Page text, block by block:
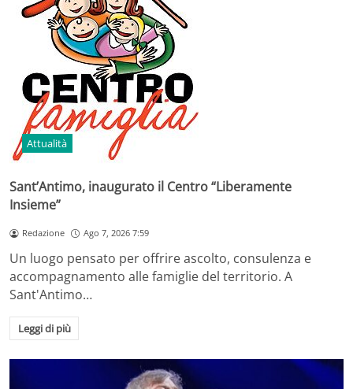
Attualità
Sant’Antimo, inaugurato il Centro “Liberamente
Insieme”
Redazione Ago 7, 2026 7:59
Un luogo pensato per offrire ascolto, consulenza e
accompagnamento alle famiglie del territorio. A
Sant'Antimo…
Leggi di più